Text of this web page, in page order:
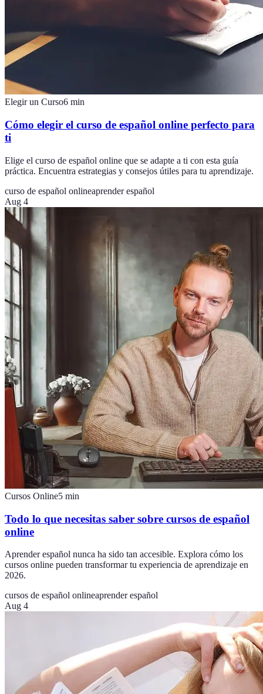
Elegir un Curso6 min
Cómo elegir el curso de español online perfecto para
ti
Elige el curso de español online que se adapte a ti con esta guía
práctica. Encuentra estrategias y consejos útiles para tu aprendizaje.
curso de español onlineaprender español
Aug 4
Cursos Online5 min
Todo lo que necesitas saber sobre cursos de español
online
Aprender español nunca ha sido tan accesible. Explora cómo los
cursos online pueden transformar tu experiencia de aprendizaje en
2026.
cursos de español onlineaprender español
Aug 4